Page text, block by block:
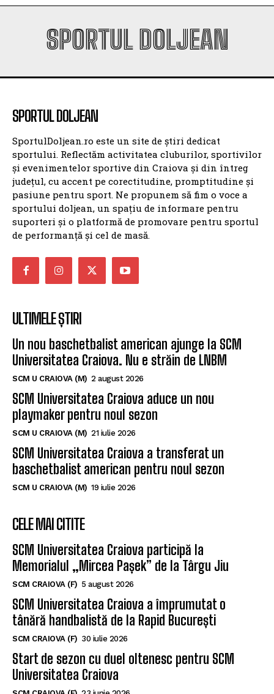
SPORTUL DOLJEAN
SPORTUL DOLJEAN
SportulDoljean.ro este un site de știri dedicat
sportului. Reflectăm activitatea cluburilor, sportivilor
și evenimentelor sportive din Craiova și din întreg
județul, cu accent pe corectitudine, promptitudine și
pasiune pentru sport. Ne propunem să fim o voce a
sportului doljean, un spațiu de informare pentru
suporteri și o platformă de promovare pentru sportul
de performanță și cel de masă.
ULTIMELE ȘTIRI
Un nou baschetbalist american ajunge la SCM
Universitatea Craiova. Nu e străin de LNBM
SCM U CRAIOVA (M) 2 august 2026
SCM Universitatea Craiova aduce un nou
playmaker pentru noul sezon
SCM U CRAIOVA (M) 21 iulie 2026
SCM Universitatea Craiova a transferat un
baschetbalist american pentru noul sezon
SCM U CRAIOVA (M) 19 iulie 2026
CELE MAI CITITE
SCM Universitatea Craiova participă la
Memorialul „Mircea Pașek” de la Târgu Jiu
SCM CRAIOVA (F) 5 august 2026
SCM Universitatea Craiova a împrumutat o
tânără handbalistă de la Rapid București
SCM CRAIOVA (F) 30 iulie 2026
Start de sezon cu duel oltenesc pentru SCM
Universitatea Craiova